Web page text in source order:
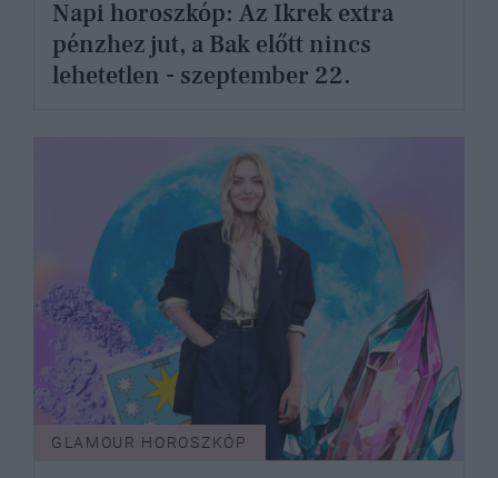
Napi horoszkóp: Az Ikrek extra
pénzhez jut, a Bak előtt nincs
lehetetlen - szeptember 22.
GLAMOUR HOROSZKÓP